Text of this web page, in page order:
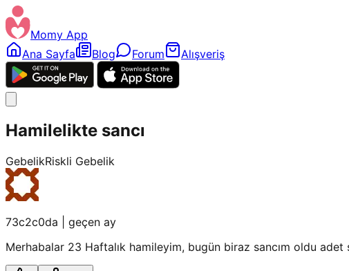
Momy App
Ana Sayfa
Blog Forum Alışveriş
Hamilelikte sancı
GebelikRiskli Gebelik
73c2c0da
geçen ay
Merhabalar 23 Haftalık hamileyim, bugün biraz sancım oldu